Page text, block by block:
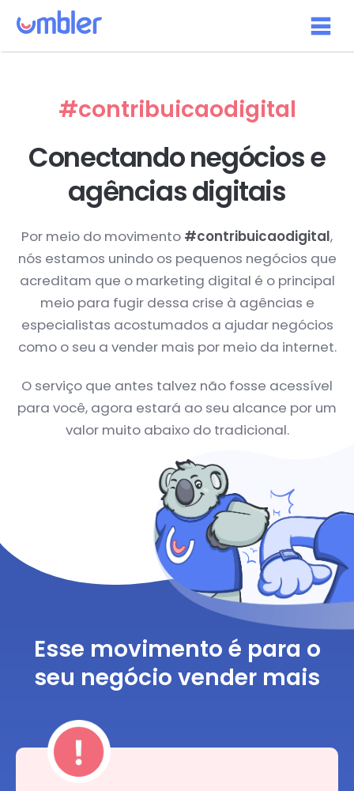
#contribuicaodigital
Conectando negócios e
agências digitais
Por meio do movimento #contribuicaodigital,
nós estamos unindo os pequenos negócios que
acreditam que o marketing digital é o principal
meio para fugir dessa crise à agências e
especialistas acostumados a ajudar negócios
como o seu a vender mais por meio da internet.
O serviço que antes talvez não fosse acessível
para você, agora estará ao seu alcance por um
valor muito abaixo do tradicional.
Esse movimento é para o
seu negócio vender mais